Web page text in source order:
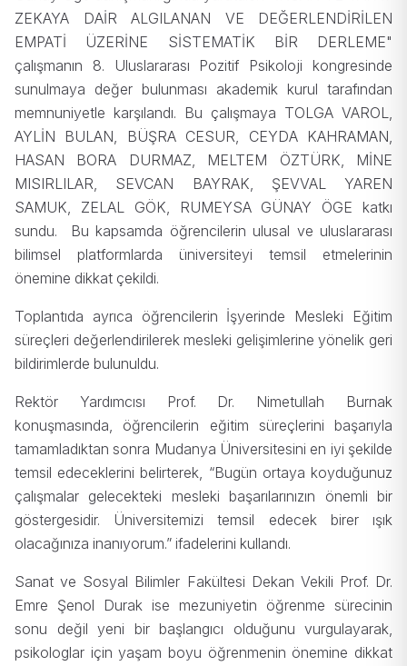
ZEKAYA DAİR ALGILANAN VE DEĞERLENDİRİLEN
EMPATİ ÜZERİNE SİSTEMATİK BİR DERLEME"
çalışmanın 8. Uluslararası Pozitif Psikoloji kongresinde
sunulmaya değer bulunması akademik kurul tarafından
memnuniyetle karşılandı. Bu çalışmaya TOLGA VAROL,
AYLİN BULAN, BÜŞRA CESUR, CEYDA KAHRAMAN,
HASAN BORA DURMAZ, MELTEM ÖZTÜRK, MİNE
MISIRLILAR, SEVCAN BAYRAK, ŞEVVAL YAREN
SAMUK, ZELAL GÖK, RUMEYSA GÜNAY ÖGE katkı
sundu. Bu kapsamda öğrencilerin ulusal ve uluslararası
bilimsel platformlarda üniversiteyi temsil etmelerinin
önemine dikkat çekildi.
Toplantıda ayrıca öğrencilerin İşyerinde Mesleki Eğitim
süreçleri değerlendirilerek mesleki gelişimlerine yönelik geri
bildirimlerde bulunuldu.
Rektör Yardımcısı Prof. Dr. Nimetullah Burnak
konuşmasında, öğrencilerin eğitim süreçlerini başarıyla
tamamladıktan sonra Mudanya Üniversitesini en iyi şekilde
temsil edeceklerini belirterek, “Bugün ortaya koyduğunuz
çalışmalar gelecekteki mesleki başarılarınızın önemli bir
göstergesidir. Üniversitemizi temsil edecek birer ışık
olacağınıza inanıyorum.” ifadelerini kullandı.
Sanat ve Sosyal Bilimler Fakültesi Dekan Vekili Prof. Dr.
Emre Şenol Durak ise mezuniyetin öğrenme sürecinin
sonu değil yeni bir başlangıcı olduğunu vurgulayarak,
psikologlar için yaşam boyu öğrenmenin önemine dikkat